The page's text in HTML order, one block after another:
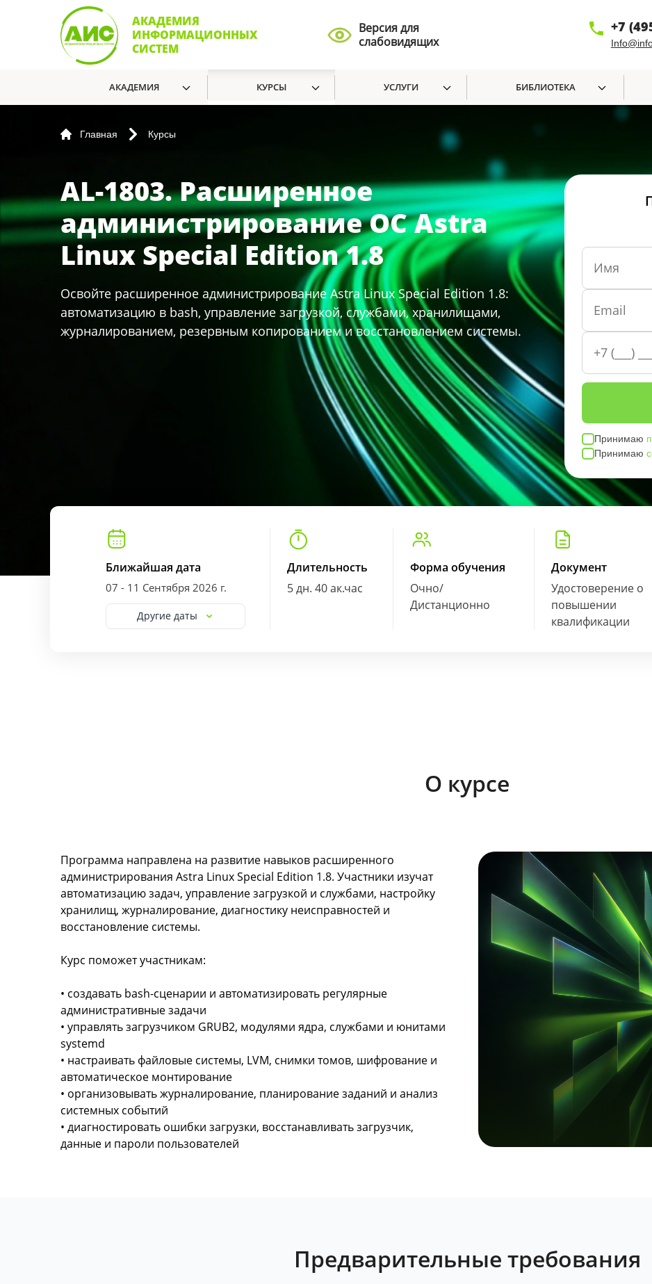
АКАДЕМИЯ
ИНФОРМАЦИОННЫХ
СИСТЕМ
Версия для
слабовидящих
+7
АКАДЕМИЯ КУРСЫ УСЛУГИ БИБЛИОТЕКА
Главная Курсы
AL-1803. Расширенное
администрирование ОС Astra
Linux Special Edition 1.8
Освойте расширенное администрирование Astra Linux Special Edition 1.8:
автоматизацию в bash, управление загрузкой, службами, хранилищами,
журналированием, резервным копированием и восстановлением системы.
Принимаю
Принимаю
Ближайшая дата
07 - 11 Сентября 2026 г.
Другие даты
Длительность
5 дн. 40 ак.час
Форма обучения
Очно/
Дистанционно
Документ
Удостоверение о
повышении
квалификации
О курсе
Программа направлена на развитие навыков расширенного
администрирования Astra Linux Special Edition 1.8. Участники изучат
автоматизацию задач, управление загрузкой и службами, настройку
хранилищ, журналирование, диагностику неисправностей и
восстановление системы.
Курс поможет участникам:
• создавать bash-сценарии и автоматизировать регулярные
административные задачи
• управлять загрузчиком GRUB2, модулями ядра, службами и юнитами
systemd
• настраивать файловые системы, LVM, снимки томов, шифрование и
автоматическое монтирование
• организовывать журналирование, планирование заданий и анализ
системных событий
• диагностировать ошибки загрузки, восстанавливать загрузчик,
данные и пароли пользователей
Предварительные требования